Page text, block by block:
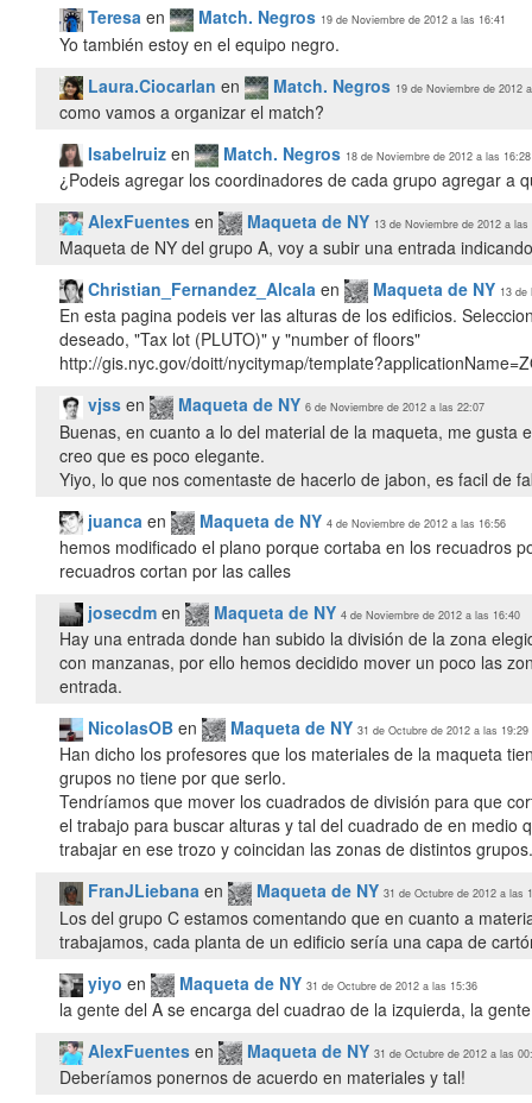
Teresa en Match. Negros 19 de Noviembre de 2012 a las 16:41
Yo también estoy en el equipo negro.
Laura.Ciocarlan en Match. Negros 19 de Noviembre de 2012
como vamos a organizar el match?
Isabelruiz en Match. Negros 18 de Noviembre de 2012 a las 16:28
¿Podeis agregar los coordinadores de cada grupo agregar a
AlexFuentes en Maqueta de NY 13 de Noviembre de 2012 a las
Maqueta de NY del grupo A, voy a subir una entrada
Christian_Fernandez_Alcala en Maqueta de NY 13 de
En esta pagina podeis ver las alturas de los edificios.
deseado, "Tax lot (PLUTO)" y "number of floors"
http://gis.nyc.gov/doitt/nycitymap/
vjss en Maqueta de NY 6 de Noviembre de 2012 a las 22:07
Buenas, en cuanto a lo del material de la maqueta, me
creo que es poco elegante.
Yiyo, lo que nos comentaste de hacerlo de jabon, es facil de
juanca en Maqueta de NY 4 de Noviembre de 2012 a las 16:56
hemos modificado el plano porque cortaba en los recuadros
recuadros cortan por las calles
josecdm en Maqueta de NY 4 de Noviembre de 2012 a las 16:40
Hay una entrada donde han subido la división de la zona
con manzanas, por ello hemos decidido mover un poco las
entrada.
NicolasOB en Maqueta de NY 31 de Octubre de 2012 a las 19:29
Han dicho los profesores que los materiales de la maqueta
grupos no tiene por que serlo.
Tendríamos que mover los cuadrados de división para que
el trabajo para buscar alturas y tal del cuadrado de en
trabajar en ese trozo y coincidan las zonas de distintos grupos.
FranJLiebana en Maqueta de NY 31 de Octubre de 2012 a las
Los del grupo C estamos comentando que en cuanto a
trabajamos, cada planta de un edificio sería una capa de
yiyo en Maqueta de NY 31 de Octubre de 2012 a las 15:36
la gente del A se encarga del cuadrao de la izquierda, la
AlexFuentes en Maqueta de NY 31 de Octubre de 2012 a las
Deberíamos ponernos de acuerdo en materiales y tal!